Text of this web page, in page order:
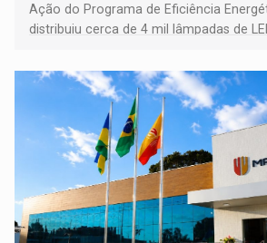
Ação do Programa de Eficiência
distribuiu cerca de 4 mil lâmpadas de
comunidade